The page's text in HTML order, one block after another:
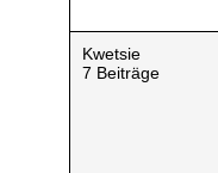
Kwetsie
7 Beiträge